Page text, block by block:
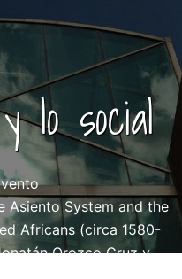
lo social
Asiento System and the
Africans (circa 1580-
Orozco Cruz y